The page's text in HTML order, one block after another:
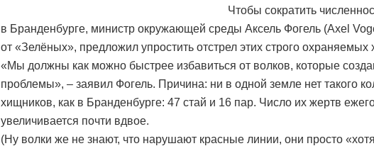
Чтобы сократить
в Бранденбурге, министр окружающей среды Аксель Фогель (Axel
от «Зелёных», предложил упростить отстрел этих строго охраняемых
«Мы должны как можно быстрее избавиться от волков, которые
проблемы», – заявил Фогель. Причина: ни в одной земле нет такого
хищников, как в Бранденбурге: 47 стай и 16 пар. Число их жертв
увеличивается почти вдвое.
(Ну волки же не знают, что нарушают красные линии, они просто